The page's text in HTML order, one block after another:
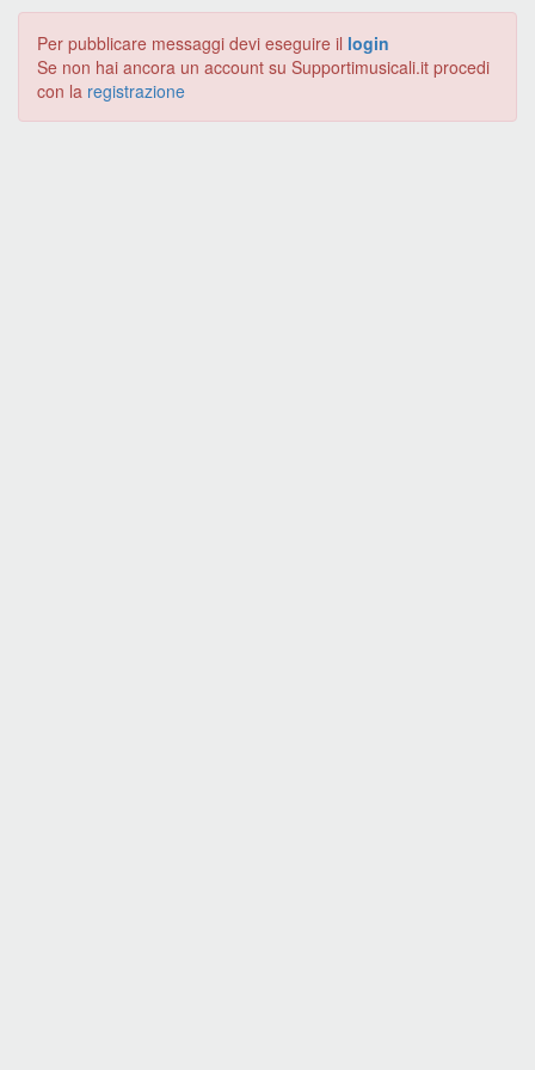
Per pubblicare messaggi devi eseguire il login
Se non hai ancora un account su Supportimusicali.it procedi
con la registrazione